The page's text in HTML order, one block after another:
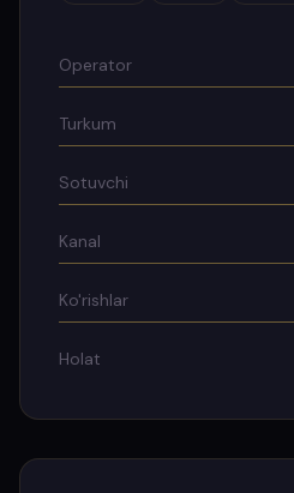
Operator
Turkum
Sotuvchi
Kanal
Ko'rishlar
Holat